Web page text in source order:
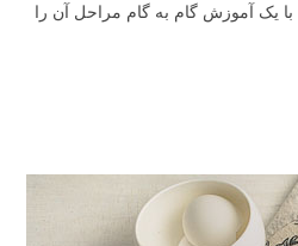
یک آموزش گام به گام مراحل آن را